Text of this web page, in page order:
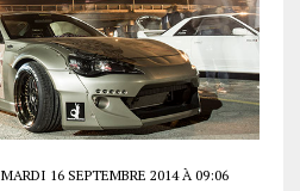
MARDI 16 SEPTEMBRE 2014 À 09:06